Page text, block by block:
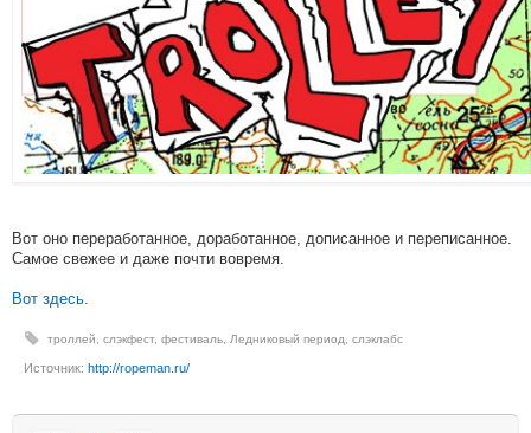
Вот оно переработанное, доработанное, дописанное и переписанное.
Самое свежее и даже почти вовремя.
Вот здесь.
троллей слэкфест, фестиваль Ледниковый период слэклабс
Источник: http://ropeman.ru/